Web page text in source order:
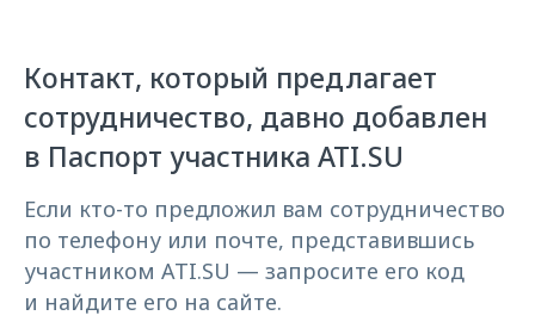
Контакт, который предлагает
сотрудничество, давно добавлен
в Паспорт участника ATI.SU
Если кто-то предложил вам сотрудничество
по телефону или почте, представившись
участником ATI.SU — запросите его код
и найдите его на сайте.